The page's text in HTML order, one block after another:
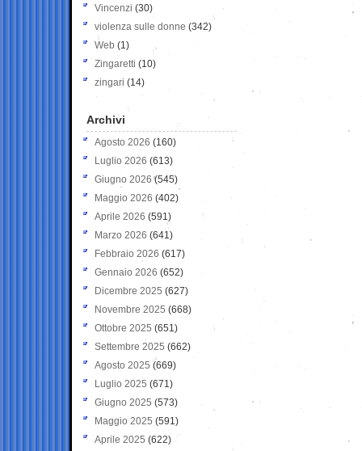
Vincenzi (30)
violenza sulle donne (342)
Web (1)
Zingaretti (10)
zingari (14)
Archivi
Agosto 2026 (160)
Luglio 2026 (613)
Giugno 2026 (545)
Maggio 2026 (402)
Aprile 2026 (591)
Marzo 2026 (641)
Febbraio 2026 (617)
Gennaio 2026 (652)
Dicembre 2025 (627)
Novembre 2025 (668)
Ottobre 2025 (651)
Settembre 2025 (662)
Agosto 2025 (669)
Luglio 2025 (671)
Giugno 2025 (573)
Maggio 2025 (591)
Aprile 2025 (622)